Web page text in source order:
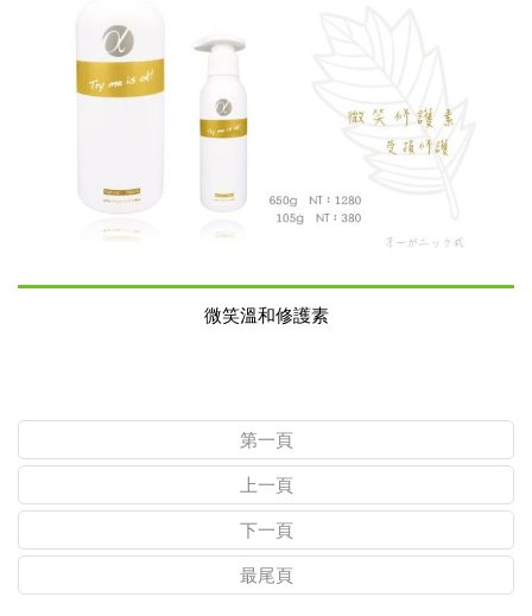
微笑溫和修護素
第一頁
上一頁
下一頁
最尾頁